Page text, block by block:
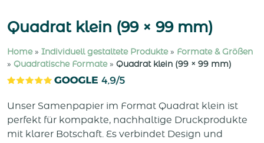
Quadrat klein (99 × 99 mm)
Home» Individuell gestaltete Produkte» Formate & Größen
» Quadratische Formate» Quadrat klein (99 × 99 mm)
Unser Samenpapier im Format Quadrat klein ist
perfekt für kompakte, nachhaltige Druckprodukte
mit klarer Botschaft. Es verbindet Design und